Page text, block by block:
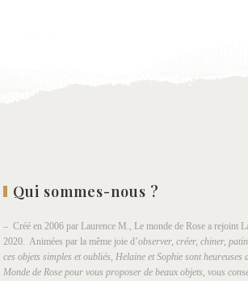
Qui sommes-nous ?
– Créé en 2006 par Laurence M., Le monde de Rose a rejoint
2020. Animées par la même joie d’observer, créer, chiner,
ces objets simples et oubliés, Helaine et Sophie sont heureuses
Monde de Rose pour vous proposer de beaux objets, vous